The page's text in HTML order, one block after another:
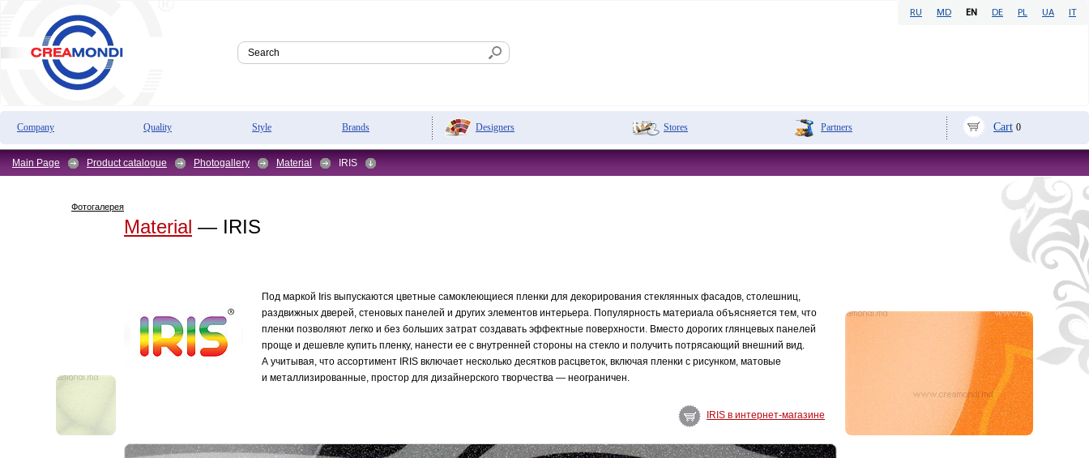
RU MD EN DE PL UA IT
Company Quality Style Brands Designers Stores Partners Cart 0
Main Page Product catalogue Photogallery Material IRIS
Фотогалерея
Material — IRIS
Под маркой Iris выпускаются цветные самоклеющиеся пленки для декорирования стеклянных фасадов, столешниц,
раздвижных дверей, стеновых панелей и других элементов интерьера. Популярность материала объясняется тем, что
пленки позволяют легко и без больших затрат создавать эффектные поверхности. Вместо дорогих глянцевых панелей
проще и дешевле купить пленку, нанести ее с внутренней стороны на стекло и получить потрясающий внешний вид.
А учитывая, что ассортимент IRIS включает несколько десятков расцветок, включая пленки с рисунком, матовые
и металлизированные, простор для дизайнерского творчества — неограничен.
IRIS в интернет-магазине